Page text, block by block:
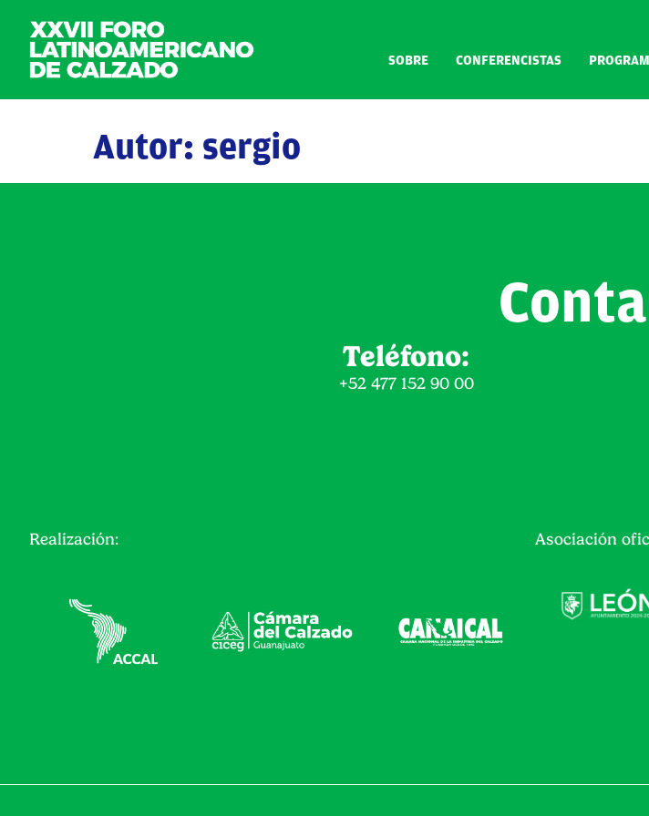
SOBRE CONFERENCISTAS
Autor: sergio
Teléfono:
+52 477 152 90 00
Realización: Asociación